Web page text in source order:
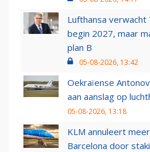
Lufthansa verwacht
begin 2027, maar
plan B
05-08-2026, 13:42
Oekraïense
aan aanslag op
05-08-2026, 13:18
KLM annuleert
Barcelona door